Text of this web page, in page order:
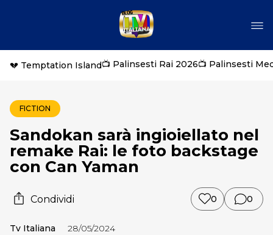
💔 Temptation Island📺 Palinsesti Rai 2026📺 Palinsesti
FICTION
Sandokan sarà ingioiellato nel
remake Rai: le foto backstage
con Can Yaman
Condividi 0 0
Tv Italiana 28/05/2024